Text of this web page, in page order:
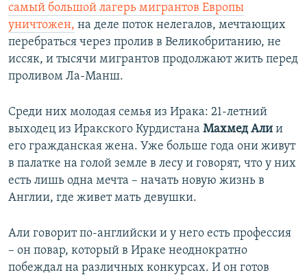
самый большой лагерь мигрантов Европы
уничтожен, на деле поток нелегалов, мечтающих
перебраться через пролив в Великобританию, не
иссяк, и тысячи мигрантов продолжают жить перед
проливом Ла-Манш.
Среди них молодая семья из Ирака: 21-летний
выходец из Иракского Курдистана Махмед Али и
его гражданская жена. Уже больше года они живут
в палатке на голой земле в лесу и говорят, что у них
есть лишь одна мечта – начать новую жизнь в
Англии, где живет мать девушки.
Али говорит по-английски и у него есть профессия
– он повар, который в Ираке неоднократно
побеждал на различных конкурсах. И он готов